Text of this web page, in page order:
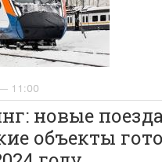
11:00
новые
объекты